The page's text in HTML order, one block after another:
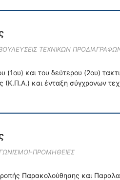
ΤΕΧΝΙΚΩΝ
(1ου) και του δεύτερου (2ου)
(Κ.Π.Α.) και ένταξη σύγχρονων
ΠΡΟΜΗΘΕΙΕΣ
Παρακολούθησης και